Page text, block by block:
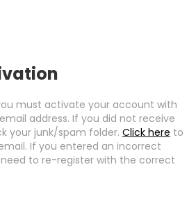
must activate your account with
address. If you did not receive
your junk/spam folder. Click here to
If you entered an incorrect
need to re-register with the correct